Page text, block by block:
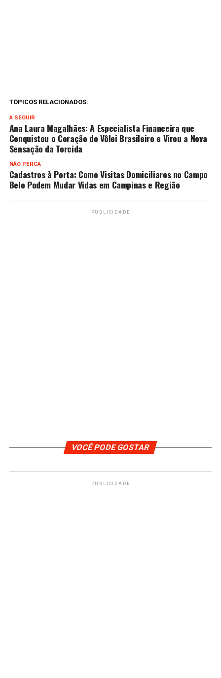
TÓPICOS RELACIONADOS:
A SEGUIR
Ana Laura Magalhães: A Especialista Financeira que
Conquistou o Coração do Vôlei Brasileiro e Virou a Nova
Sensação da Torcida
NÃO PERCA
Cadastros à Porta: Como Visitas Domiciliares no Campo
Belo Podem Mudar Vidas em Campinas e Região
PUBLICIDADE
VOCÊ PODE GOSTAR
PUBLICIDADE